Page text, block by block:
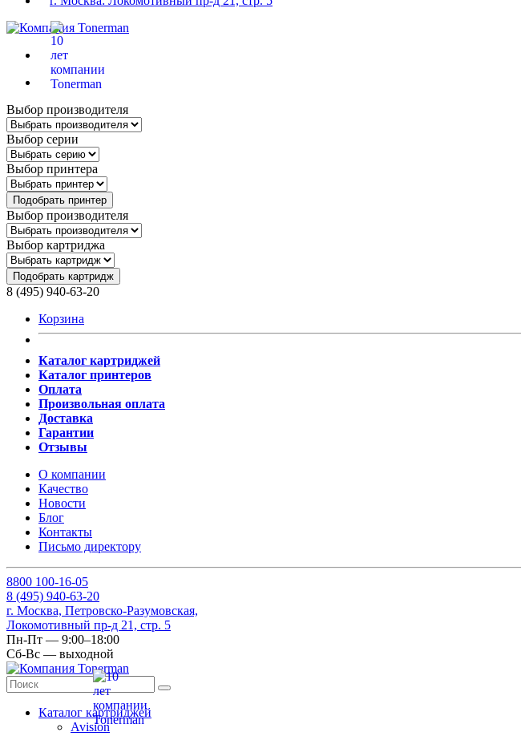
Выбор производителя
Выбор серии
Выбор принтера
Подобрать принтер
Выбор производителя
Выбор картриджа
Подобрать картридж
8 (495) 940-63-20
Корзина
Каталог картриджей
Каталог принтеров
Оплата
Произвольная оплата
Доставка
Гарантии
Отзывы
О компании
Качество
Новости
Блог
Контакты
Письмо директору
8800 100-16-05
8 (495) 940-63-20
г. Москва, Петровско-Разумовская,
Локомотивный пр-д 21, стр. 5
Пн-Пт — 9:00–18:00
Сб-Вс — выходной
Каталог картриджей
Avision